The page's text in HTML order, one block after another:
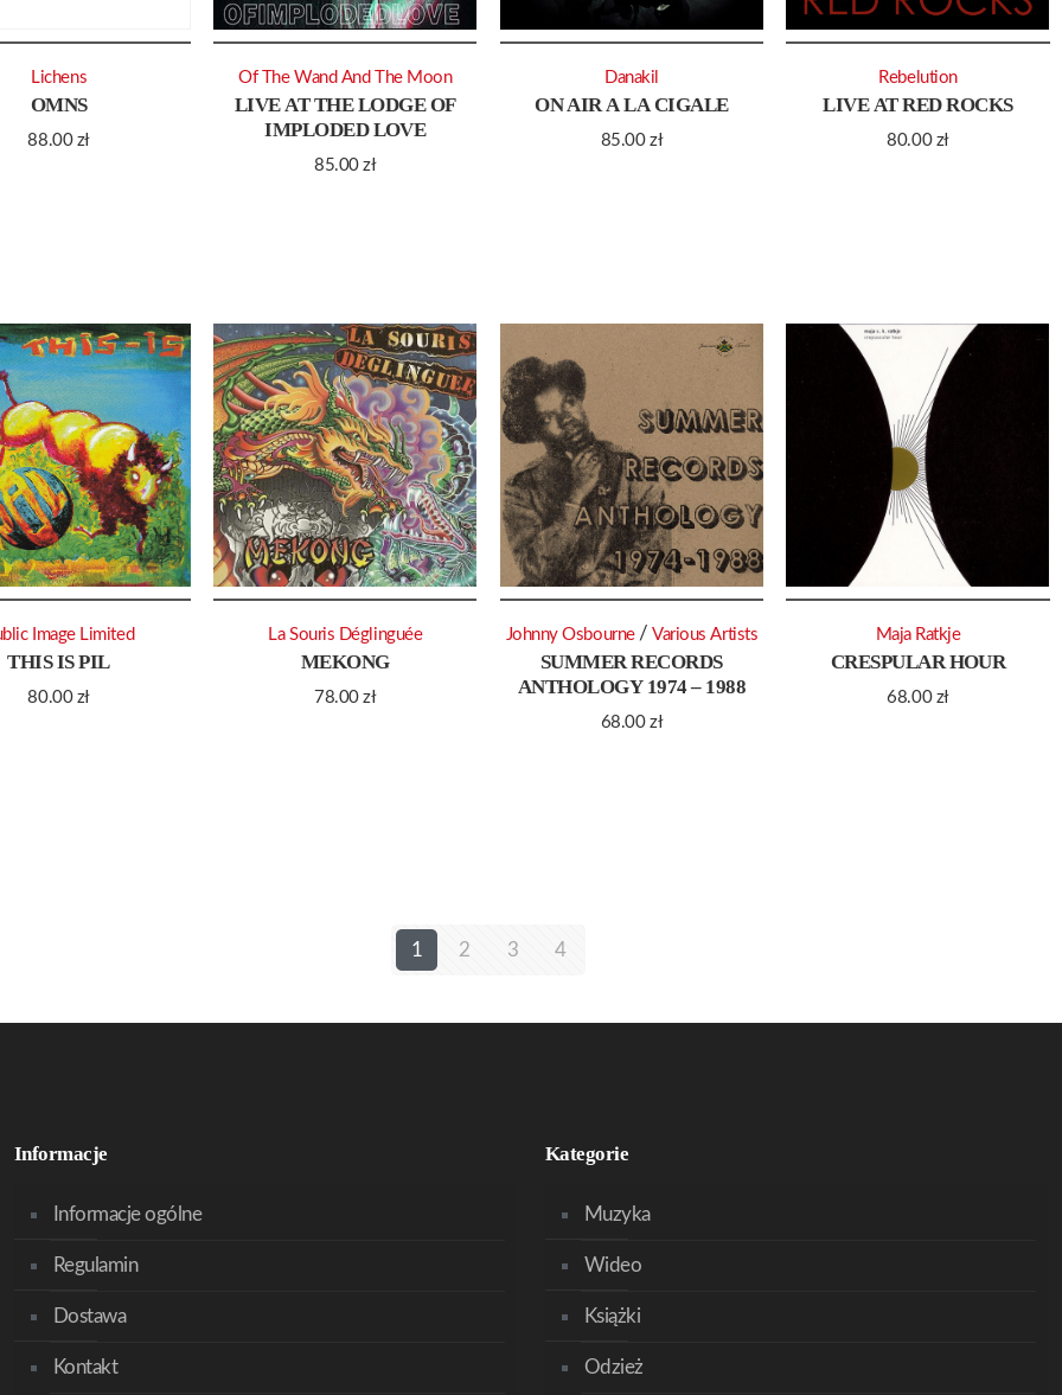
OMNS
88.00 zł
Lichens
LIVE AT THE LODGE OF
IMPLODED LOVE
85.00zł
Of The Wand And The Moon
ON AIR A LA CIGALE
85.00zł
Danakil
LIVE AT RED ROCKS
80.00 zł
Rebelution
THIS IS PIL
80.00 zł
Image Limited
MEKONG
78.00zł
La Souris Déglinguée
SUMMER RECORDS
ANTHOLOGY 1974 – 1988
68.00zł
Johnny Osbourne /Various Artists
CRESPULAR HOUR
68.00 zł
Maja Ratkje
1 2 3 4
Informacje
Informacje ogólne
Regulamin
Dostawa
Kontakt
Kategorie
Muzyka
Wideo
Książki
Odzież